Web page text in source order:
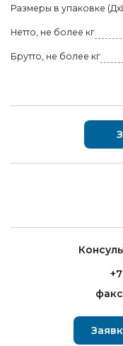
Размеры в упаковке
Нетто, не более кг
Брутто, не более кг